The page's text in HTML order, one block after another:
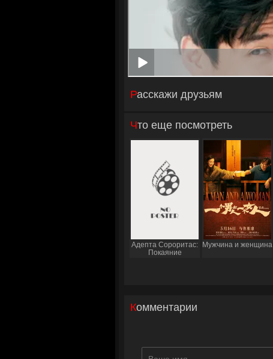
Расскажи друзьям
Что еще посмотреть
Адепта Сороритас:
Покаяние
Мужчина и женщина
Комментарии